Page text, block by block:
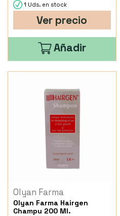
1 Uds. en stock
Ver precio
Añadir
Olyan Farma
Olyan Farma Hairgen
Champu 200 Ml.